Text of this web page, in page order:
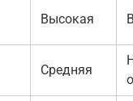
Высокая
Средняя